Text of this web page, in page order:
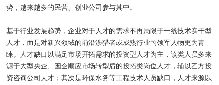
势，越来越多的民营、创业公司参与其中。
基于行业发展趋势，企业对于人才的需求不再局限于一线技术实干型
人才，而是对新兴领域的前沿涉猎者或成熟行业的领军人物更为青
睐。人才缺口以满足市场开拓需求的投资型人才为主，该类人员多来
源于大型央企、国企顺应市场转型后的投拓类岗位人才，辅以乙方投
资咨询公司人才；其次是环保水务等工程技术人员缺口，人才来源以